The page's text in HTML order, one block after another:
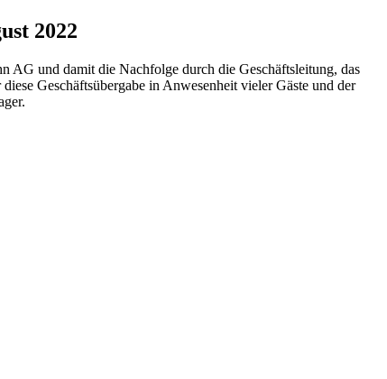
2022
AG und damit die Nachfolge durch die Geschäftsleitung, das
Geschäftsübergabe in Anwesenheit vieler Gäste und der